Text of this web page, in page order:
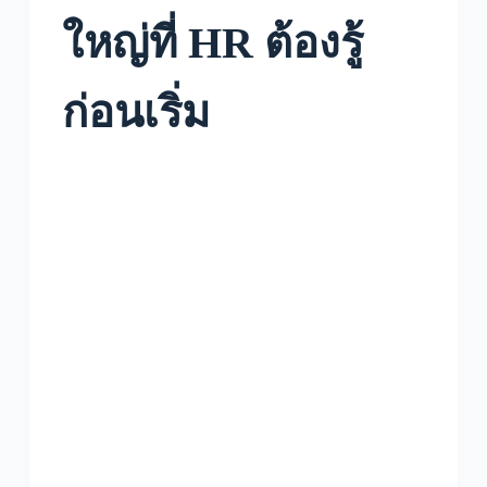
ใหญ่ที่ HR ต้องรู้
ก่อนเริ่ม